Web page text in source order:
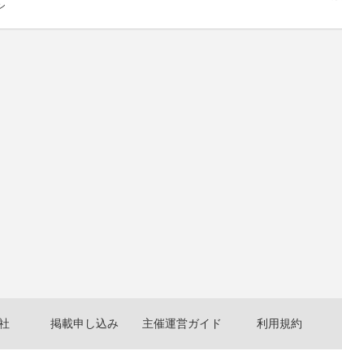
掲載申し込み 主催運営ガイド 利用規約